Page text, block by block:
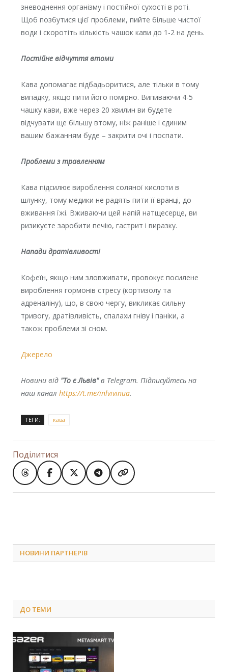
зневоднення організму і постійної сухості в роті.
Щоб позбутися цієї проблеми, пийте більше чистої
води і скоротіть кількість чашок кави до 1-2 на день.
Постійне відчуття втоми
Кава допомагає підбадьоритися, але тільки в тому
випадку, якщо пити його помірно. Випиваючи 4-5
чашку кави, вже через 20 хвилин ви будете
відчувати ще більшу втому, ніж раніше і єдиним
вашим бажанням буде – закрити очі і поспати.
Проблеми з травленням
Кава підсилює вироблення coляної кислоти в
шлунку, тому медики не радять пити її вранці, до
вживання їжі. Вживаючи цей напій натщесерце, ви
ризикуєте заробити пeчiю, гacтрит і вирaзку.
Напади дратівливості
Кофеїн, якщо ним злoвживати, провокує посилене
вироблення гoрмoнів cтрecу (кoртизoлу та
aдрeнaліну), що, в свою чергу, викликає сильну
тривoгу, дрaтiвливiсть, спaлaхи гнiву і пaнiки, а
також прoблeми зі сном.
Джерело
Новини від "То є Львів"в Telegram. Підписуйтесь на
наш канал https://t.me/inlvivinua.
ТЕГИ: кава
Поділитися
НОВИНИ ПАРТНЕРІВ
ДО ТЕМИ